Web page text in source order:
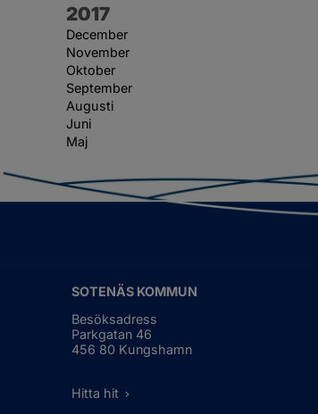
År:
2017
December
November
Oktober
September
Augusti
Juni
Maj
SOTENÄS KOMMUN
Besöksadress
Parkgatan 46
456 80 Kungshamn
Hitta hit